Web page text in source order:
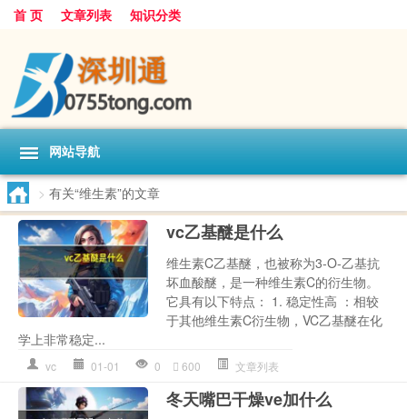
首 页 文章列表 知识分类
网站导航
> 有关“维生素”的文章
vc乙基醚是什么
维生素C乙基醚，也被称为3-O-乙基抗
坏血酸醚，是一种维生素C的衍生物。
它具有以下特点： 1. 稳定性高 ：相较
于其他维生素C衍生物，VC乙基醚在化
学上非常稳定...
vc 01-01 0 600 文章列表
冬天嘴巴干燥ve加什么